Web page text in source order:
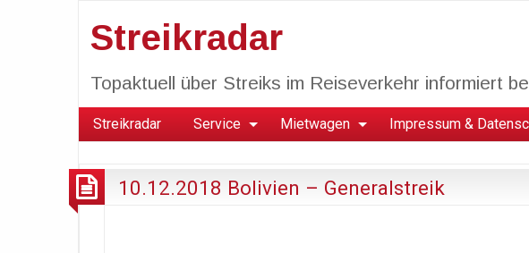
Streikradar
Topaktuell über Streiks im Reiseverkehr informiert
Streikradar Service Mietwagen Impressum &
10.12.2018 Bolivien – Generalstreik